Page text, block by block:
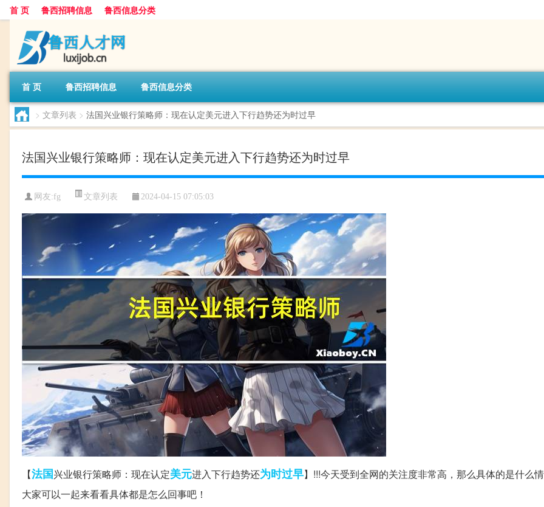
首 页 鲁西招聘信息 鲁西信息分类
首 页 鲁西招聘信息 鲁西信息分类
> 文章列表 > 法国兴业银行策略师：现在认定美元进入下行趋势还为时过早
法国兴业银行策略师：现在认定美元进入下行趋势还为时过早
网友:fg 文章列表 2024-04-15 07:05:03
【法国兴业银行策略师：现在认定美元进入下行趋势还为时过早】!!!今天受到全网的关注度非常高，那么具体的是什么
大家可以一起来看看具体都是怎么回事吧！